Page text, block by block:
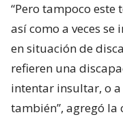
“Pero tampoco
así como a veces
en situación de
refieren una
intentar insultar, o
también”, agregó la